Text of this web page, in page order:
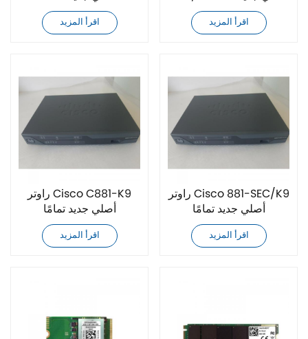
اقرأ المزيد اقرأ المزيد
راوتر Cisco C881-K9
أصلي جديد تمامًا
اقرأ المزيد
راوتر Cisco 881-SEC/K9
أصلي جديد تمامًا
اقرأ المزيد